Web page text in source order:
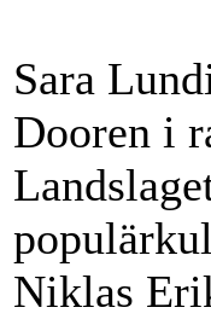
Sara
Dooren i
Niklas